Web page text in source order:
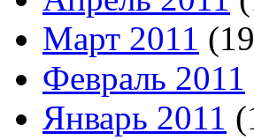
Март 2011
Февраль 2011
Январь 2011